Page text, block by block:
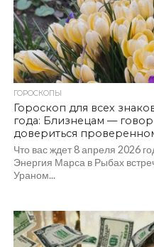
ГОРОСКОПЫ
Гороскоп для всех
года: Близнецам —
довериться
Что вас ждет 8 апреля 2026
Энергия Марса в Рыбах
Ураном...